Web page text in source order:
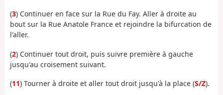
(3) Continuer en face sur la Rue du Fay. Aller à droite au
bout sur la Rue Anatole France et rejoindre la bifurcation de
l'aller.
(2) Continuer tout droit, puis suivre première à gauche
jusqu'au croisement suivant.
(11) Tourner à droite et aller tout droit jusqu'à la place (S/Z).